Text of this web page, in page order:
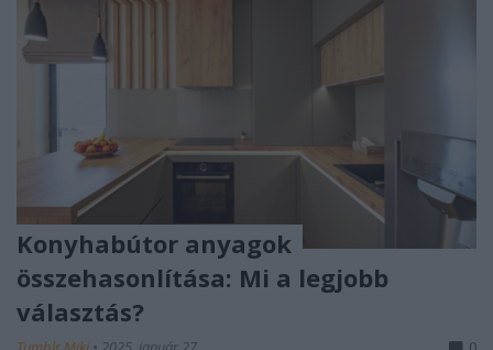
Konyhabútor anyagok
összehasonlítása: Mi a legjobb
választás?